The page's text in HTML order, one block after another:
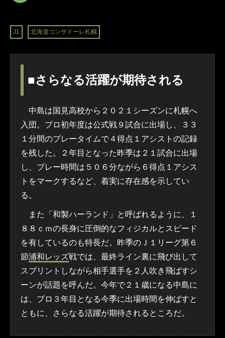
J1 北海道コンサドーレ札幌
■さらなる活躍が期待される
中島は国見高校から２０２１シーズンに札幌へ
入団。プロ初年度は公式戦９試合に出場し、３３
１分間のプレータイムで４得点１アシストの記録
を残した。２年目となった昨季は２１試合に出場
し、プレー時間は５０６分ながら６得点１アシス
トをマークするなど、着実に存在感を示してい
る。
また「和製ハーランド」と呼ばれるように、１
８８ｃｍの長身に圧倒的なフィジカルとスピード
を有しているのも特長だ。昨季のＪ１リーグ第６
節浦和レッズ戦では、最終ライン裏に飛び出して
スプリントしながら相手選手を２人吹き飛ばすシ
ーンが話題を呼んだ。今年で２１歳になる中島に
は、プロ３年目となる今季に出場時間を伸ばすと
ともに、さらなる活躍が期待されるところだ。